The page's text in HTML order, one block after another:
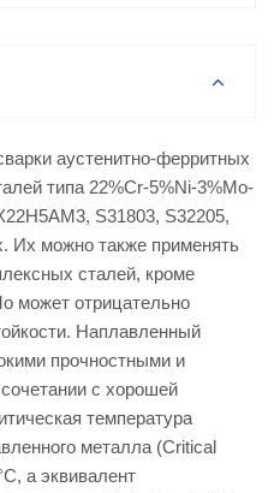
аустенитно-ферритных
типа 22%Cr-5%Ni-3%Mo-
S31803, S32205,
Их можно также применять
сталей, кроме
может отрицательно
Наплавленный
прочностными и
с хорошей
температура
металла (Critical
а эквивалент